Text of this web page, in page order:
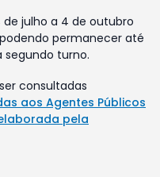
julho a 4 de outubro
permanecer até
segundo turno.
consultadas
aos Agentes Públicos
pela